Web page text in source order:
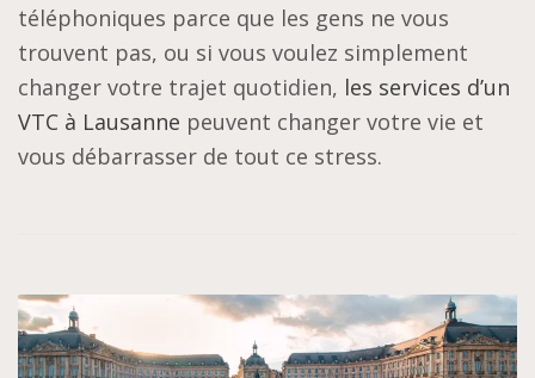
téléphoniques parce que les gens ne vous
trouvent pas, ou si vous voulez simplement
changer votre trajet quotidien, les services d’un
VTC à Lausanne peuvent changer votre vie et
vous débarrasser de tout ce stress.